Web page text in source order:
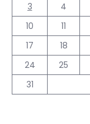
3
4
10
11
17
18
24
25
31